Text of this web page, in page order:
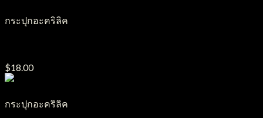
กระปุกอะคริลิค
$18.00
กระปุกอะคริลิค